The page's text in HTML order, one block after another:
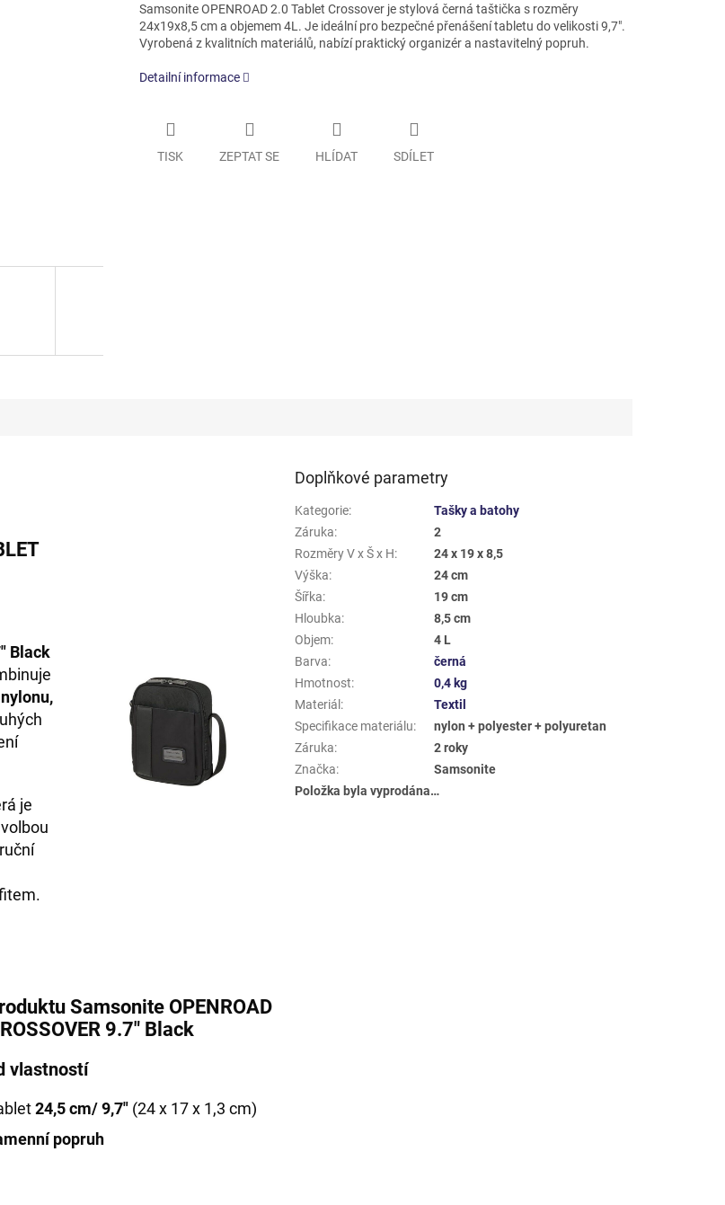
Samsonite OPENROAD 2.0 Tablet Crossover je stylová černá taštička s rozměry
24x19x8,5 cm a objemem 4L. Je ideální pro bezpečné přenášení tabletu do velikosti 9,7".
Vyrobená z kvalitních materiálů, nabízí praktický organizér a nastavitelný popruh.
Detailní informace
TISK ZEPTAT SE HLÍDAT SDÍLET
Black
nylonu,
je
Samsonite OPENROAD
9.7" Black
vlastností
24,5 cm/ 9,7"(24 x 17 x 1,3 cm)
popruh
Doplňkové parametry
Kategorie:
Tašky a batohy
Záruka:
2
Rozměry V x Š x H:
24 x 19 x 8,5
Výška:
24 cm
Šířka:
19 cm
Hloubka:
8,5 cm
Objem:
4 L
Barva:
černá
Hmotnost:
0,4 kg
Materiál :
Textil
Specifikace materiálu:
nylon + polyester + polyuretan
Záruka:
2 roky
Značka:
Samsonite
Položka byla vyprodána…